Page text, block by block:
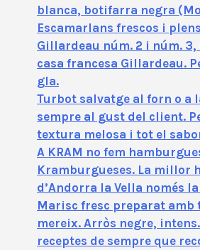
blanca, botifarra negra
Escamarlans frescos i
Gillardeau núm. 2 i núm.
casa francesa Gillardeau.
gla.
Turbot salvatge al forn o a
sempre al gust del client.
textura melosa i tot el
A KRAM no fem
Kramburgueses. La millor
d’Andorra la Vella només
Marisc fresc preparat amb
mereix. Arròs negre,
receptes de sempre que